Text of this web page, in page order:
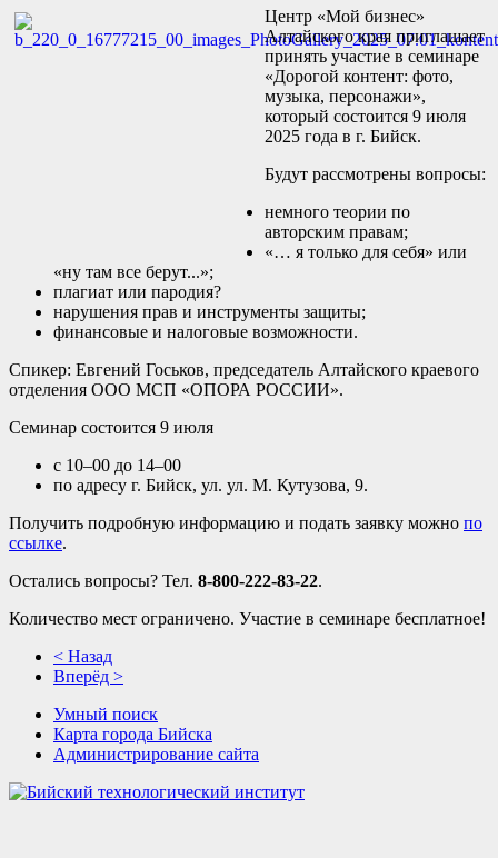
Центр «Мой бизнес»
Алтайского края приглашает
принять участие в семинаре
«Дорогой контент: фото,
музыка, персонажи»,
который состоится 9 июля
2025 года в г. Бийск.
Будут рассмотрены вопросы:
немного теории по
авторским правам;
«… я только для себя» или
«ну там все берут...»;
плагиат или пародия?
нарушения прав и инструменты защиты;
финансовые и налоговые возможности.
Спикер: Евгений Госьков, председатель Алтайского краевого
отделения ООО МСП «ОПОРА РОССИИ».
Семинар состоится 9 июля
с 10–00 до 14–00
по адресу г. Бийск, ул. ул. М. Кутузова, 9.
Получить подробную информацию и подать заявку можно по
ссылке.
Остались вопросы? Тел. 8-800-222-83-22.
Количество мест ограничено. Участие в семинаре бесплатное!
< Назад
Вперёд >
Умный поиск
Карта города Бийска
Администрирование сайта